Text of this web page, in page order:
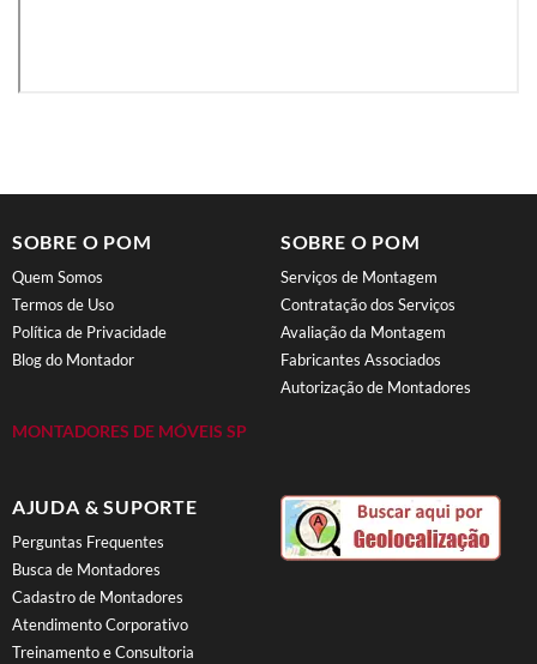
SOBRE O POM
Quem Somos
Termos de Uso
Política de Privacidade
Blog do Montador
MONTADORES DE MÓVEIS SP
SOBRE O POM
Serviços de Montagem
Contratação dos Serviços
Avaliação da Montagem
Fabricantes Associados
Autorização de Montadores
AJUDA & SUPORTE
Perguntas Frequentes
Busca de Montadores
Cadastro de Montadores
Atendimento Corporativo
Treinamento e Consultoria